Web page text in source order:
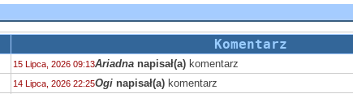
Komentarz
15 Lipca, 2026 09:13Ariadna napisał(a) komentarz
14 Lipca, 2026 22:25Ogi napisał(a) komentarz